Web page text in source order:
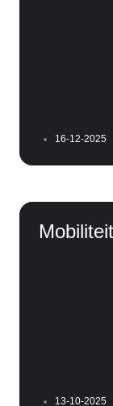
16-12-2025
13-10-2025